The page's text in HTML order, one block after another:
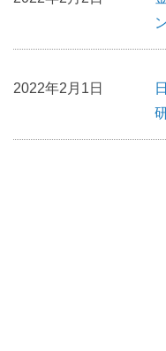
2022年2月1日